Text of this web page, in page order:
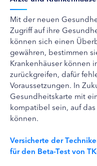
Mit der neuen
Zugriff auf ihre
können sich einen
gewähren, bestimmen
Krankenhäuser können
zurückgreifen, dafür
Voraussetzungen. In
Gesundheitskarte mit
kompatibel sein, auf
können.
Versicherte der
für den Beta-Test von